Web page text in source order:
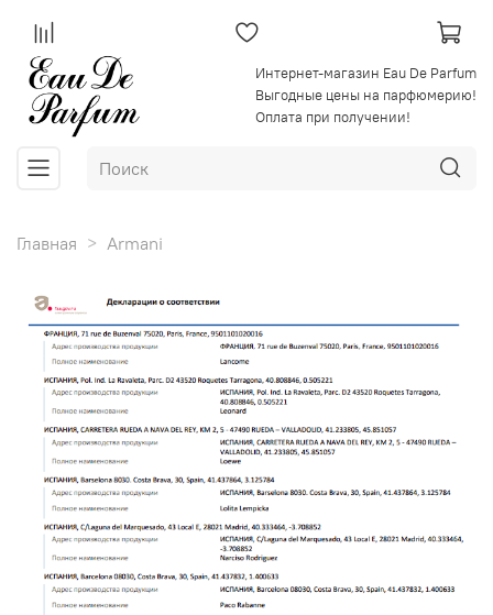
Интернет-магазин Eau De Parfum
Выгодные цены на парфюмерию!
Оплата при получении!
Главная Armani